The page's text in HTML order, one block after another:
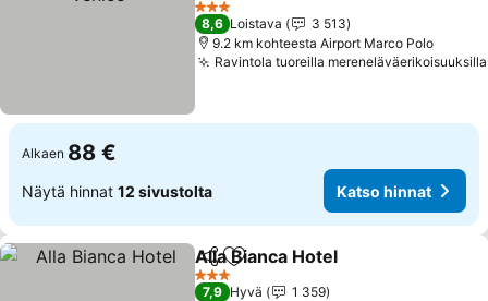
3 Tähtiluokitus
8,6 Loistava
3 513
9.2 km kohteesta Airport Marco Polo
Ravintola tuoreilla mereneläväerikoisuuksilla
Alkaen 88 €
Näytä hinnat 12 sivustolta Katso hinnat
Jaa Lisää suosikkeihin
Alla Bianca Hotel
3 Tähtiluokitus
7,9 Hyvä
1 359